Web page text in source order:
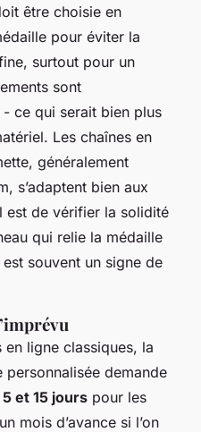
être choisie en
pour éviter la
surtout pour un
sont
ce qui serait bien plus
Les chaînes en
généralement
s’adaptent bien aux
est de vérifier la solidité
qui relie la médaille
souvent un signe de
ligne classiques, la
personnalisée demande
5 et 15 jours pour les
mois d’avance si l’on